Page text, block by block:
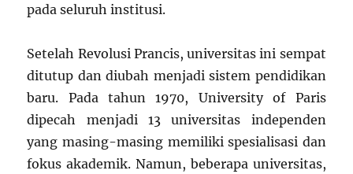
pada seluruh institusi.
Setelah Revolusi Prancis, universitas ini sempat
ditutup dan diubah menjadi sistem pendidikan
baru. Pada tahun 1970, University of Paris
dipecah menjadi 13 universitas independen
yang masing-masing memiliki spesialisasi dan
fokus akademik. Namun, beberapa universitas,